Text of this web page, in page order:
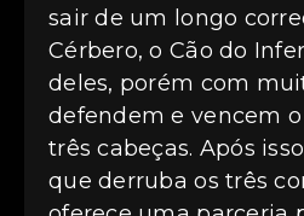
sair de um longo
Cérbero, o Cão do
deles, porém com
defendem e vencem
três cabeças. Após
que derruba os três